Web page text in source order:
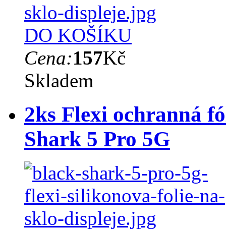
DO KOŠÍKU
Cena:157Kč
Skladem
2ks Flexi ochranná
Shark 5 Pro 5G